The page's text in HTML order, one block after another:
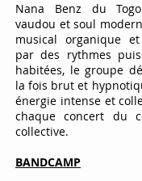
Nana Benz du
vaudou et soul
musical organique
par des rythmes
habitées, le groupe
la fois brut et
énergie intense et
chaque concert du
collective.
BANDCAMP